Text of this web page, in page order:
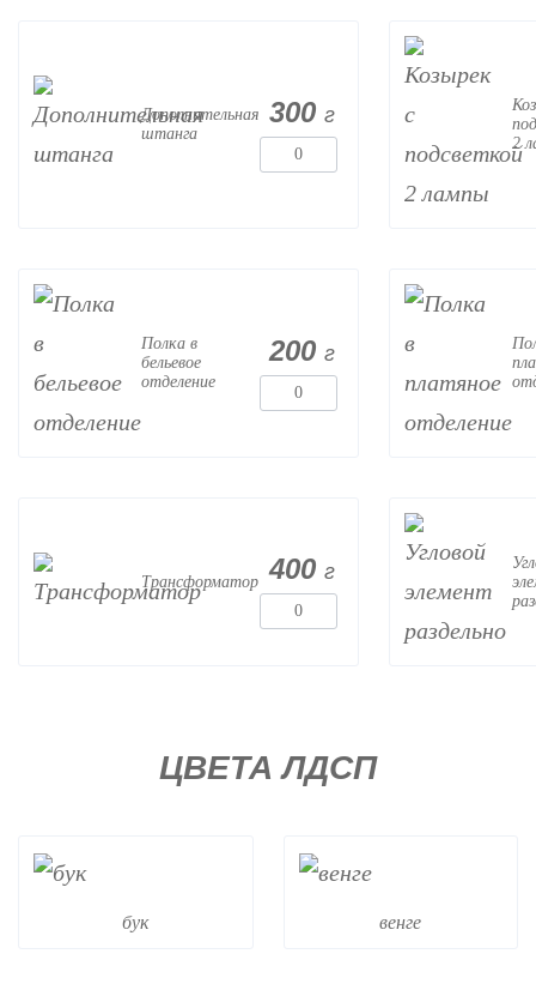
Дополнительная
штанга
300 г
2
Полка в
бельевое
отделение
200 г
Трансформатор 400 г
ЦВЕТА ЛДСП
бук венге